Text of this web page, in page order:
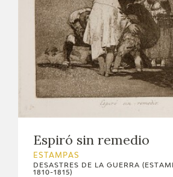
Espiró sin remedio
ESTAMPAS
DESASTRES DE LA GUERRA
1810-1815)